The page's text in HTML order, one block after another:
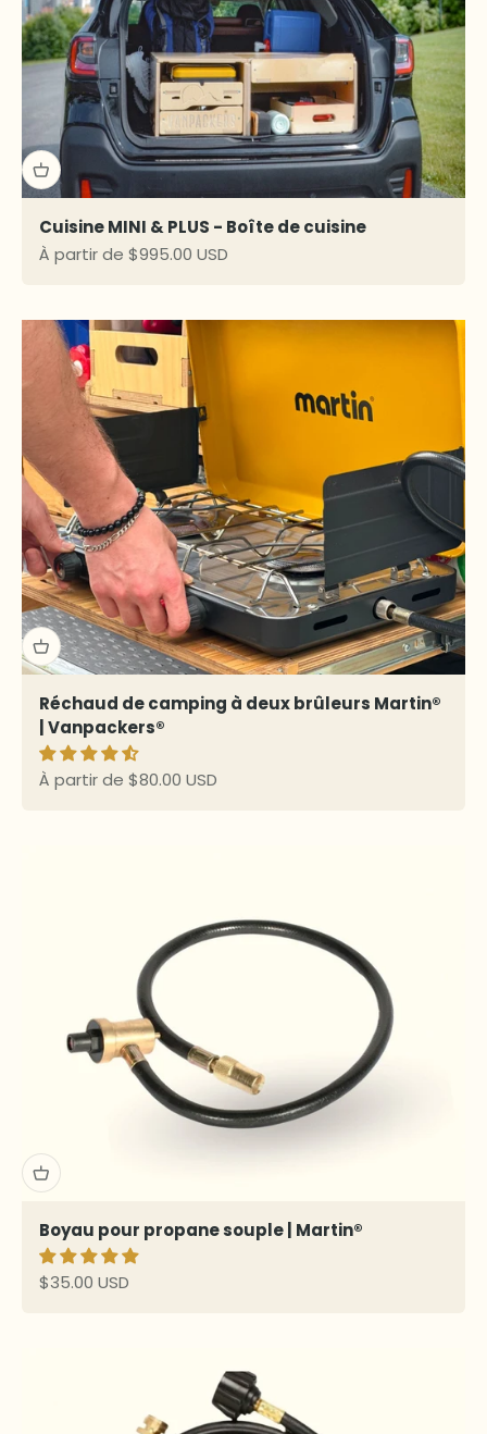
Cuisine MINI & PLUS - Boîte de cuisine
Prix de vente
À partir de $995.00 USD
Réchaud de camping à deux brûleurs Martin®
| Vanpackers®
Prix de vente
À partir de $80.00 USD
Boyau pour propane souple | Martin®
Prix de vente
$35.00 USD